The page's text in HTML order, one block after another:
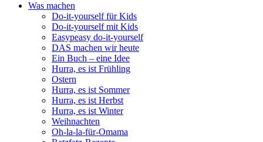
Was machen
Do-it-yourself für Kids
Do-it-yourself mit Kids
Easypeasy do-it-yourself
DAS machen wir heute
Ein Buch – eine Idee
Hurra, es ist Frühling
Ostern
Hurra, es ist Sommer
Hurra, es ist Herbst
Hurra, es ist Winter
Weihnachten
Oh-la-la-für-Omama